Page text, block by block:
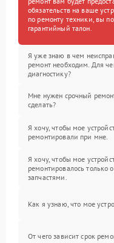
обязательств на ваше
по ремонту техники, вы
гарантийный талон.
Я уже знаю в чем
ремонт необходим. Для
диагностику?
Мне нужен срочный
сделать?
Я хочу, чтобы мое
ремонтировали при мне.
Я хочу, чтобы мое
ремонтировалось только
запчастями.
Как я узнаю, что мое
От чего зависит срок